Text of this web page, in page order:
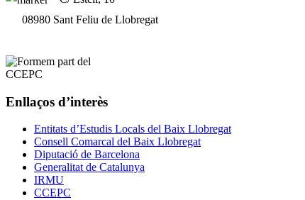
08980 Sant Feliu de Llobregat
Enllaços d’interès
Entitats d’Estudis Locals del Baix Llobregat
Consell Comarcal del Baix Llobregat
Diputació de Barcelona
Generalitat de Catalunya
IRMU
CCEPC